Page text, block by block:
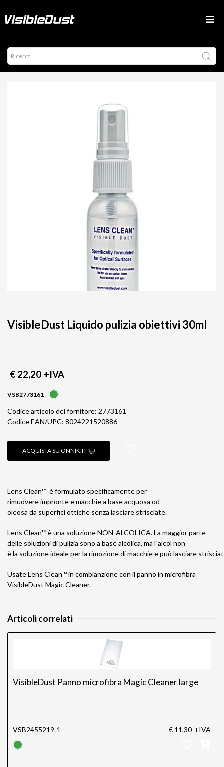
VisibleDust Liquido pulizia obiettivi 30ml
€ 22,20 +IVA
VSB2773161
Codice articolo del fornitore: 2773161
Codice EAN/UPC: 8024221520886
ACQUISTA SU ONNIK.IT
Lens Clean™ è formulato specificamente per
rimuovere impronte e macchie a base acquosa od
oleosa da superfici ottiche senza lasciare strisciate.
Lens Clean™ è una soluzione NON-ALCOLICA. La maggior parte
delle soluzioni di pulizia sono a base alcolica, ma l`alcol non
è la soluzione ideale per la rimozione di macchie e può lasciare
Usate Lens Clean™ in combianzione con il panno in microfibra
VisibleDust Magic Cleaner.
Articoli correlati
VisibleDust Panno microfibra Magic Cleaner large
VSB2455219-1 € 11,30 +IVA